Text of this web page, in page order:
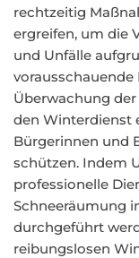
rechtzeitig
ergreifen, um die
und Unfälle
Überwachung
den Winterdienst
Bürgerinnen und
schützen. Indem
professionelle
Schneeräumung
durchgeführt
reibungslosen